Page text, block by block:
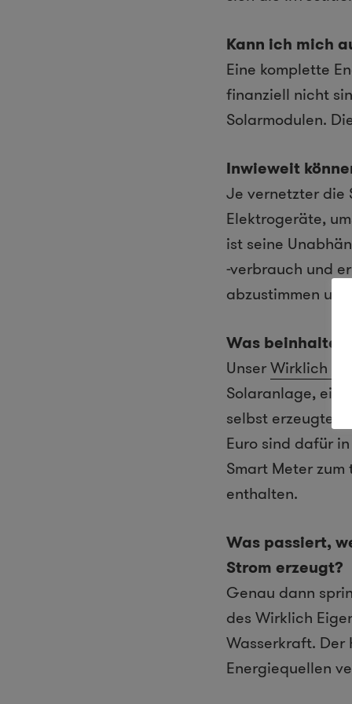
Kann ich mich
Eine komplette
finanziell nicht
Solarmodulen.
Inwieweit
Je vernetzter die
Elektrogeräte,
ist seine
-verbrauch und
abzustimmen und
Was beinhaltet
UnserWirklich
Solaranlage,
selbst erzeugte
Euro sind dafür
Smart Meter
enthalten.
Was passiert,
Strom erzeugt?
Genau dann
des Wirklich
Wasserkraft. Der
Energiequellen